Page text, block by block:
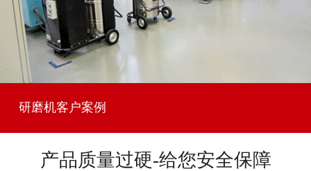
研磨机客户案例
产品质量过硬-给您安全保障